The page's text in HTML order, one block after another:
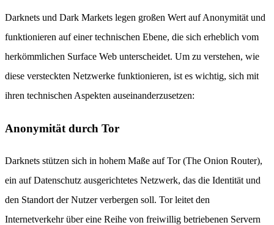
Darknets und Dark Markets legen großen Wert auf Anonymität und
funktionieren auf einer technischen Ebene, die sich erheblich vom
herkömmlichen Surface Web unterscheidet. Um zu verstehen, wie
diese versteckten Netzwerke funktionieren, ist es wichtig, sich mit
ihren technischen Aspekten auseinanderzusetzen:
Anonymität durch Tor
Darknets stützen sich in hohem Maße auf Tor (The Onion Router),
ein auf Datenschutz ausgerichtetes Netzwerk, das die Identität und
den Standort der Nutzer verbergen soll. Tor leitet den
Internetverkehr über eine Reihe von freiwillig betriebenen Servern